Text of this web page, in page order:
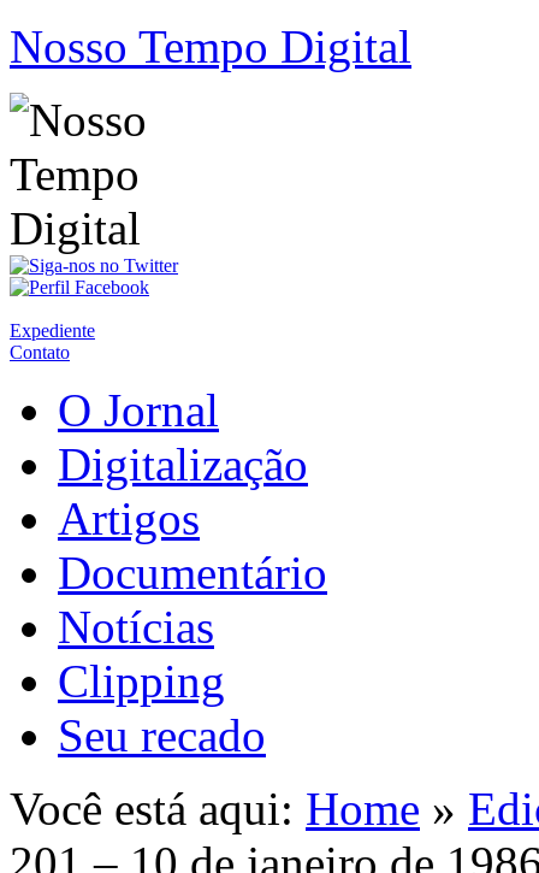
Nosso Tempo Digital
Expediente
Contato
O Jornal
Digitalização
Artigos
Documentário
Notícias
Clipping
Seu recado
Você está aqui: Home »